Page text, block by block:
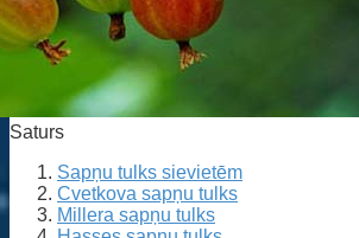
Saturs
Sapņu tulks sievietēm
Cvetkova sapņu tulks
Millera sapņu tulks